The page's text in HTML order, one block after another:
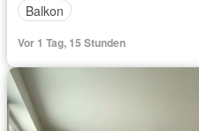
Balkon
Vor 1 Tag, 15 Stunden